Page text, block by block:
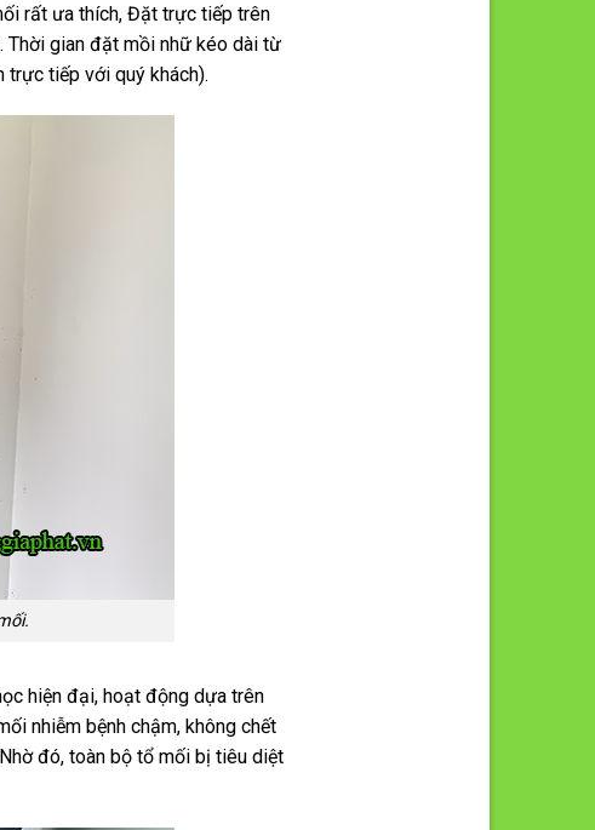
rất ưa thích, Đặt trực tiếp trên
Thời gian đặt mồi nhữ kéo dài từ
trực tiếp với quý khách).
hiện đại, hoạt động dựa trên
nhiễm bệnh chậm, không chết
đó, toàn bộ tổ mối bị tiêu diệt